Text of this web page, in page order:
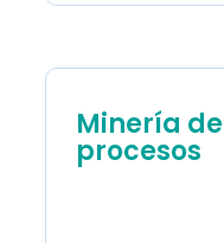
Minería de
procesos